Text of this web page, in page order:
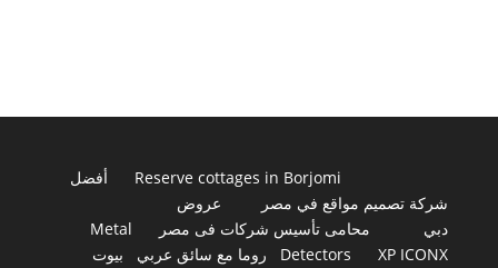
Reserve cottages in Borjomi
أفضل
شركة تصميم مواقع في مصر
عروض
دبي
محامى تأسيس شركات فى مصر
Metal
Detectors
XP ICONX روما مع سائق عربي
بيوت